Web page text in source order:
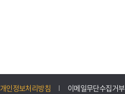
개인정보처리방침 이메일무단수집거부